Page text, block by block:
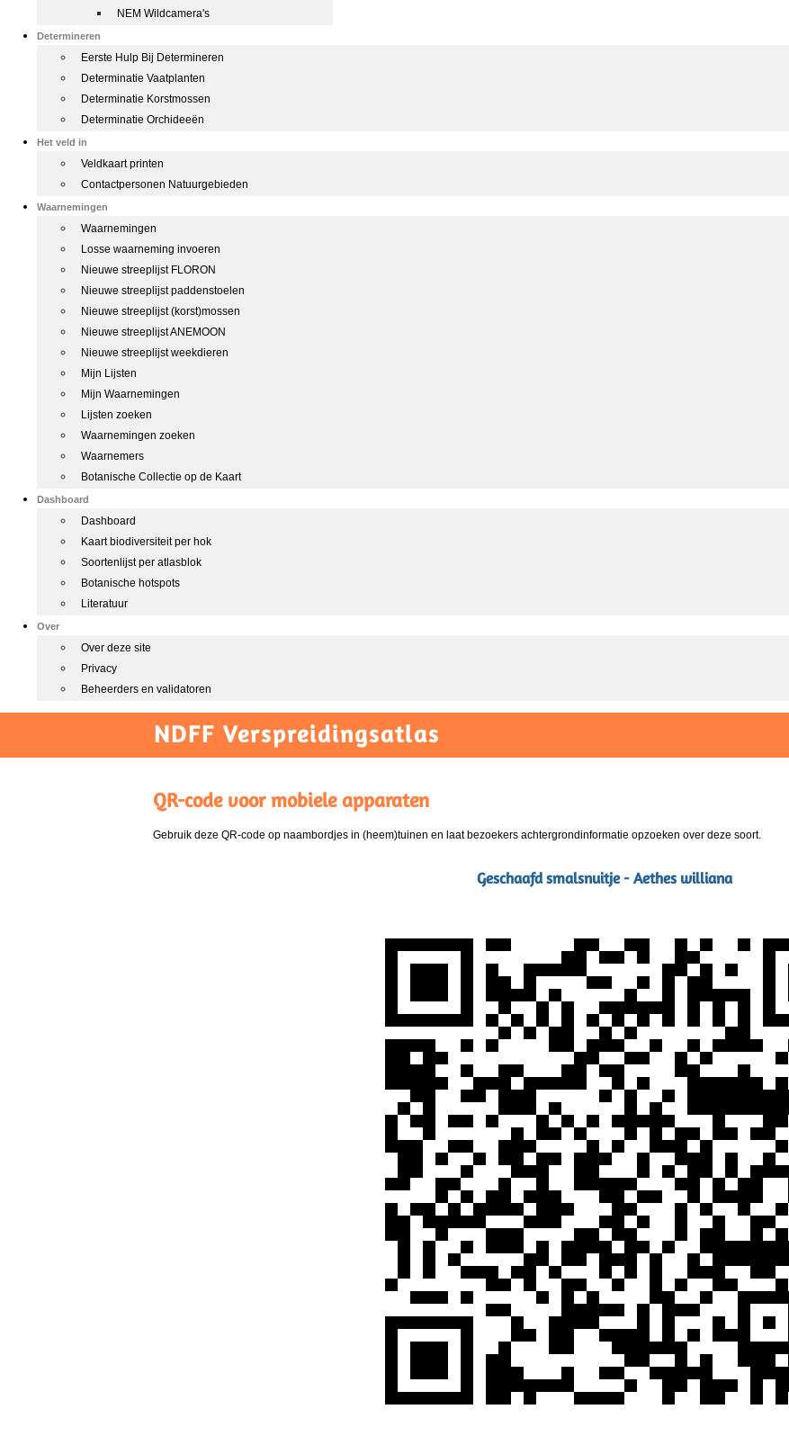
NEM Wildcamera's
Determineren
Eerste Hulp Bij Determineren
Determinatie Vaatplanten
Determinatie Korstmossen
Determinatie Orchideeën
Het veld in
Veldkaart printen
Contactpersonen Natuurgebieden
Waarnemingen
Waarnemingen
Losse waarneming invoeren
Nieuwe streeplijst FLORON
Nieuwe streeplijst paddenstoelen
Nieuwe streeplijst (korst)mossen
Nieuwe streeplijst ANEMOON
Nieuwe streeplijst weekdieren
Mijn Lijsten
Mijn Waarnemingen
Lijsten zoeken
Waarnemingen zoeken
Waarnemers
Botanische Collectie op de Kaart
Dashboard
Dashboard
Kaart biodiversiteit per hok
Soortenlijst per atlasblok
Botanische hotspots
Literatuur
Over
Over deze site
Privacy
Beheerders en validatoren
NDFF Verspreidingsatlas
QR-code voor mobiele apparaten
Gebruik deze QR-code op naambordjes in (heem)tuinen en laat bezoekers achtergrondinformatie opzoeken over deze soort.
Geschaafd smalsnuitje - Aethes williana